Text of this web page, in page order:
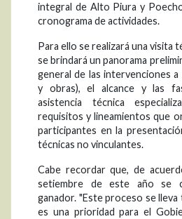
integral de Alto Piura y
cronograma de actividades.
Para ello se realizará una visita
se brindará un panorama
general de las intervenciones
y obras), el alcance y las
asistencia técnica
requisitos y lineamientos que
participantes en la
técnicas no vinculantes.
Cabe recordar que, de
setiembre de este año se
ganador. "Este proceso se
es una prioridad para el